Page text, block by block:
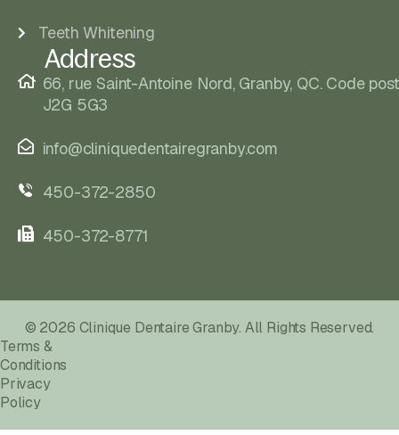
Teeth Whitening
Address
66, rue Saint-Antoine Nord, Granby, QC. Code
J2G 5G3
info@cliniquedentairegranby.com
450-372-2850
450-372-8771
© 2026 Clinique Dentaire Granby. All Rights Reserved.
Terms &
Conditions
Privacy
Policy